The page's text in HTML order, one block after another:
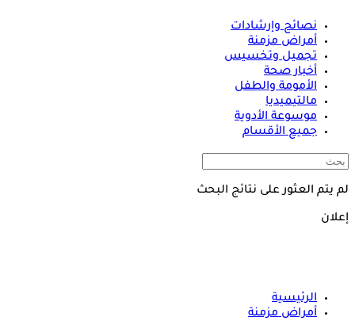
نصائح وإرشادات
أمراض مزمنة
تجميل وتخسيس
أخبار صحة
الأمومة والطفل
مالتيميديا
موسوعة الأدوية
جميع الأقسام
لم يتم العثور على نتائج البحث
إعلان
الرئيسية
أمراض مزمنة